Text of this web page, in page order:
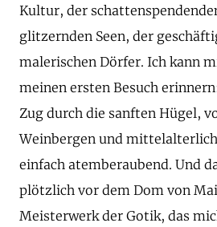
Kultur, der
glitzernden Seen, der
malerischen Dörfer. Ich kann
meinen ersten Besuch
Zug durch die sanften Hügel,
Weinbergen und
einfach atemberaubend. Und
plötzlich vor dem Dom von
Meisterwerk der Gotik, das